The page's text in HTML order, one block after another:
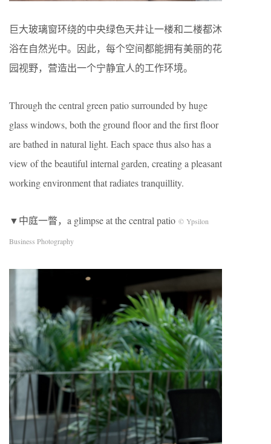
巨大玻璃窗环绕的中央绿色天井让一楼和二楼都沐
浴在自然光中。因此，每个空间都能拥有美丽的花
园视野，营造出一个宁静宜人的工作环境。
Through the central green patio surrounded by huge
glass windows, both the ground floor and the first floor
are bathed in natural light. Each space thus also has a
view of the beautiful internal garden, creating a pleasant
working environment that radiates tranquillity.
▼中庭一瞥，a glimpse at the central patio © Ypsilon
Business Photography